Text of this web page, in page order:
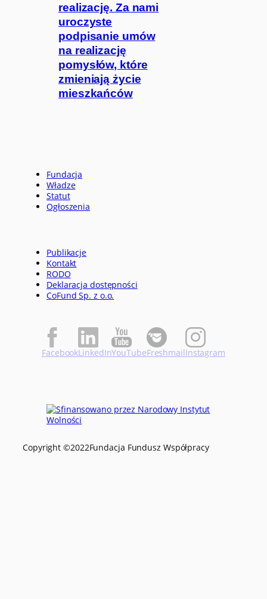
realizację. Za nami
uroczyste
podpisanie umów
na realizację
pomysłów, które
zmieniają życie
mieszkańców
Fundacja
Władze
Statut
Ogłoszenia
Publikacje
Kontakt
RODO
Deklaracja dostępności
CoFund Sp. z o.o.
FacebookLinkedInYouTubeFreshmailInstagram
Copyright ©2022Fundacja Fundusz Współpracy